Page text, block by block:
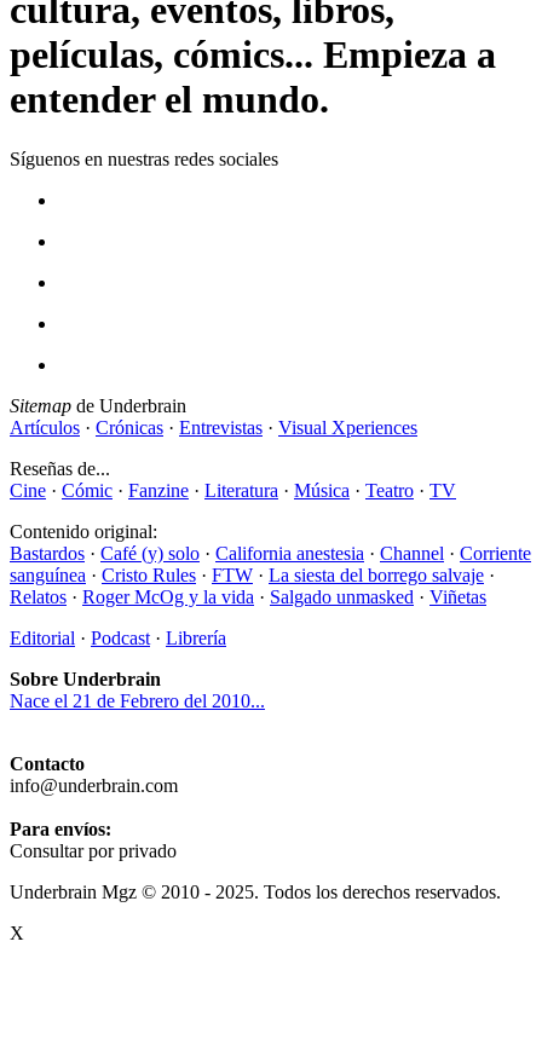
cultura, eventos, libros,
películas, cómics... Empieza a
entender el mundo.
Síguenos en nuestras redes sociales
Sitemap de Underbrain
Artículos · Crónicas · Entrevistas · Visual Xperiences
Reseñas de...
Cine · Cómic · Fanzine · Literatura · Música · Teatro · TV
Contenido original:
Bastardos · Café (y) solo · California anestesia · Channel · Corriente
sanguínea · Cristo Rules · FTW · La siesta del borrego salvaje ·
Relatos · Roger McOg y la vida · Salgado unmasked · Viñetas
Editorial · Podcast · Librería
Sobre Underbrain
Nace el 21 de Febrero del 2010...
Contacto
info@underbrain.com
Para envíos:
Consultar por privado
Underbrain Mgz © 2010 - 2025. Todos los derechos reservados.
X